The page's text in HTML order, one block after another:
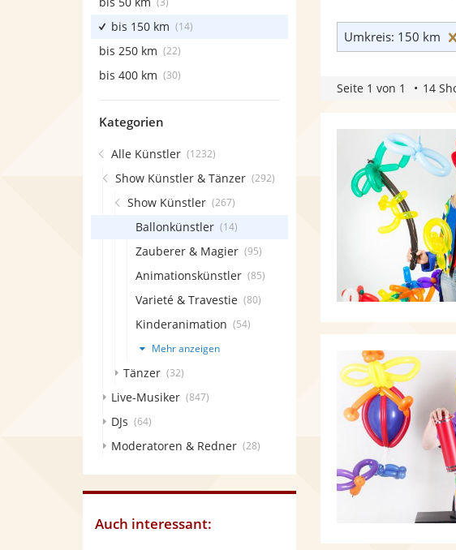
Umkreis: 150 km
Seite 1 von 1 14
bis 150 km (14)
bis 250 km (22)
bis 400 km (30)
Kategorien
Alle Künstler (1232)
Show Künstler & Tänzer (292)
Show Künstler (267)
Ballonkünstler (14)
Zauberer & Magier (95)
Animationskünstler (85)
Varieté & Travestie (80)
Kinderanimation (54)
Mehr anzeigen
Tänzer (32)
Live-Musiker (847)
DJs (64)
Moderatoren & Redner (28)
Auch interessant: